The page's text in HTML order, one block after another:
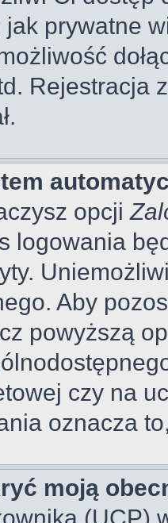
prywatne
Rejestracja
opcji
logowania
Aby
powyższą
czy na
oznacza
moją